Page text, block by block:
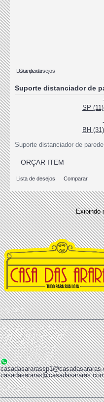
Lista de desejos
Comparar
Suporte distanciador de
SP
BH
Suporte distanciador de parede..
ORÇAR ITEM
Lista de desejos Comparar
Exibindo
LOJA 1
Rua Mendes Júnior, 166
Brás - São Paulo / SP
CEP 03013-010
Tel: (11) 2694-8621
(11) 2291-2424
(11) 99867-9684
LOJA 02